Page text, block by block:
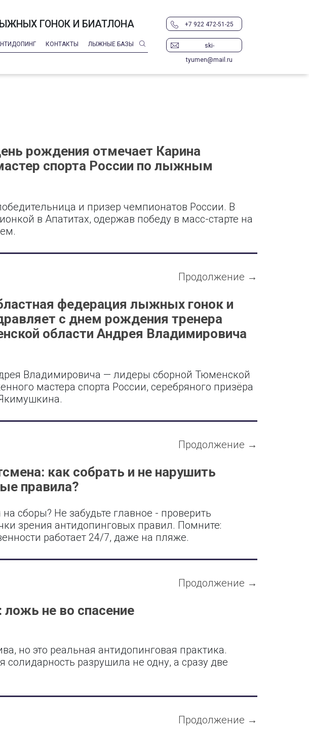
ГОНОК И БИАТЛОНА
КОНТАКТЫ ЛЫЖНЫЕ БАЗЫ
+7 922 472-51-25
ski-
tyumen@mail.ru
рождения отмечает Карина
спорта России по лыжным
и призер чемпионатов России. В
в Апатитах, одержав победу в масс-старте на
Продолжение →
федерация лыжных гонок и
с днем рождения тренера
области Андрея Владимировича
Владимировича — лидеры сборной Тюменской
мастера спорта России, серебряного призёра
Продолжение →
как собрать и не нарушить
правила?
сборы? Не забудьте главное - проверить
зрения антидопинговых правил. Помните:
работает 24/7, даже на пляже.
Продолжение →
не во спасение
но это реальная антидопинговая практика.
солидарность разрушила не одну, а сразу две
Продолжение →